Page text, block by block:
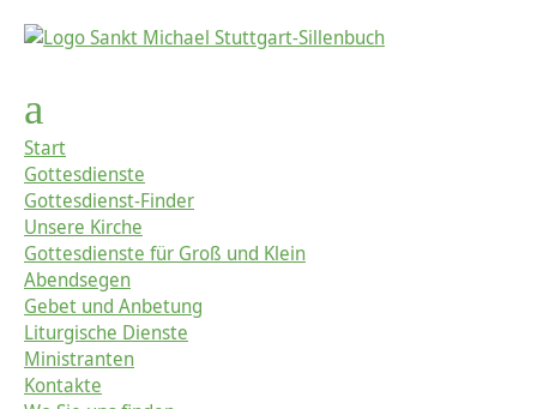
Start
Gottesdienste
Gottesdienst-Finder
Unsere Kirche
Gottesdienste für Groß und Klein
Abendsegen
Gebet und Anbetung
Liturgische Dienste
Ministranten
Kontakte